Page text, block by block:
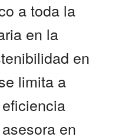
a toda la
en la
en
limita a
en